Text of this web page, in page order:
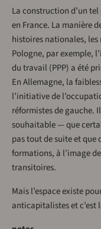
La construction d’un
en France. La manière
histoires nationales,
Pologne, par exemple,
du travail (PPP) a été
En Allemagne, la
l’initiative de
réformistes de gauche.
souhaitable — que
pas tout de suite et que
formations, à l’image
transitoires.
Mais l’espace existe
anticapitalistes et c’est